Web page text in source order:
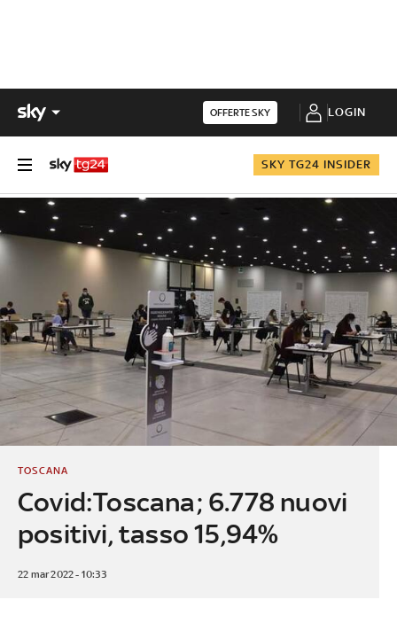
OFFERTE SKY LOGIN
SKY TG24 INSIDER
Covid:Toscana; 6.778 nuovi
positivi, tasso 15,94%
TOSCANA
22 mar 2022 - 10:33